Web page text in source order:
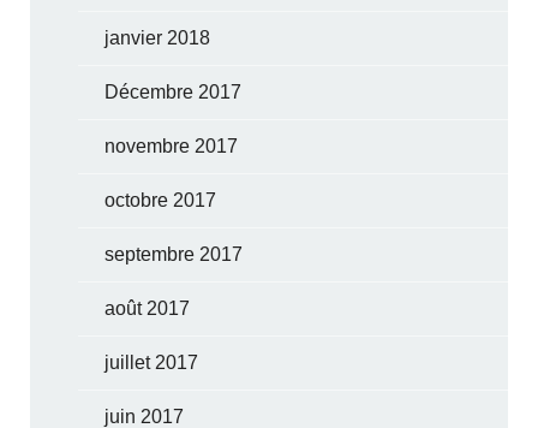
janvier 2018
Décembre 2017
novembre 2017
octobre 2017
septembre 2017
août 2017
juillet 2017
juin 2017